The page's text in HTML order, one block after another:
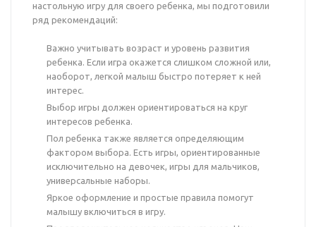
настольную игру для своего ребенка, мы подготовили
ряд рекомендаций:
Важно учитывать возраст и уровень развития
ребенка. Если игра окажется слишком сложной или,
наоборот, легкой малыш быстро потеряет к ней
интерес.
Выбор игры должен ориентироваться на круг
интересов ребенка.
Пол ребенка также является определяющим
фактором выбора. Есть игры, ориентированные
исключительно на девочек, игры для мальчиков,
универсальные наборы.
Яркое оформление и простые правила помогут
малышу включиться в игру.